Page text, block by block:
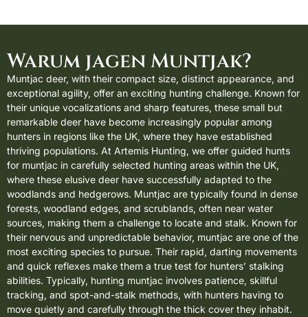
Warum jagen Muntjak?
Muntjac deer, with their compact size, distinct appearance, and
exceptional agility, offer an exciting hunting challenge. Known for
their unique vocalizations and sharp features, these small but
remarkable deer have become increasingly popular among
hunters in regions like the UK, where they have established
thriving populations. At Artemis Hunting, we offer guided hunts
for muntjac in carefully selected hunting areas within the UK,
where these elusive deer have successfully adapted to the
woodlands and hedgerows. Muntjac are typically found in dense
forests, woodland edges, and scrublands, often near water
sources, making them a challenge to locate and stalk. Known for
their nervous and unpredictable behavior, muntjac are one of the
most exciting species to pursue. Their rapid, darting movements
and quick reflexes make them a true test for hunters’ stalking
abilities. Typically, hunting muntjac involves patience, skillful
tracking, and spot-and-stalk methods, with hunters having to
move quietly and carefully through the thick cover they inhabit.